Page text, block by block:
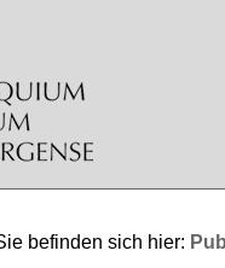
befinden sich hier: